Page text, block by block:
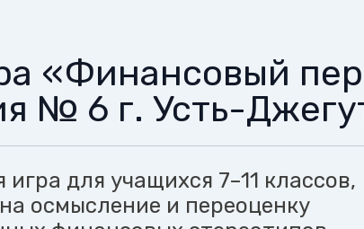
«Финансовый
№ 6 г. Усть-
для учащихся 7–11 классов,
осмысление и переоценку